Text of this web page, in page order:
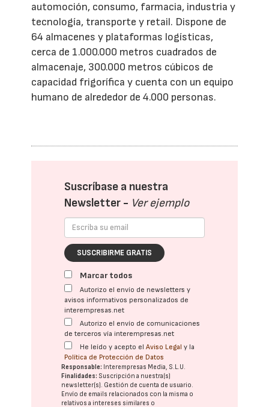
automoción, consumo, farmacia, industria y
tecnología, transporte y retail. Dispone de
64 almacenes y plataformas logísticas,
cerca de 1.000.000 metros cuadrados de
almacenaje, 300.000 metros cúbicos de
capacidad frigorífica y cuenta con un equipo
humano de alrededor de 4.000 personas.
Suscríbase a nuestra
Newsletter - Ver ejemplo
SUSCRIBIRME GRATIS
Marcar todos
Autorizo el envío de newsletters y
avisos informativos personalizados de
interempresas.net
Autorizo el envío de comunicaciones
de terceros vía interempresas.net
He leído y acepto elAviso Legal y la
Política de Protección de Datos
Responsable: Interempresas Media, S.L.U.
Finalidades: Suscripción a nuestra(s)
newsletter(s). Gestión de cuenta de usuario.
Envío de emails relacionados con la misma o
relativos a intereses similares o